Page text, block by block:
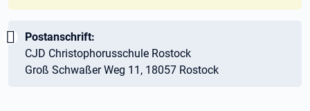
Wichtig:
Postanschrift:
CJD Christophorusschule Rostock
Groß Schwaßer Weg 11, 18057 Rostock